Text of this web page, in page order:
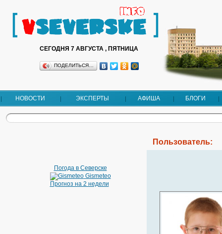
СЕГОДНЯ 7 АВГУСТА , ПЯТНИЦА
ПОДЕЛИТЬСЯ…
НОВОСТИ ЭКСПЕРТЫ АФИША БЛОГИ
Погода в Северске
Gismeteo
Прогноз на 2 недели
Пользователь: